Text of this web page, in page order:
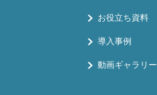
お役立ち資料
導入事例
動画ギャラリー